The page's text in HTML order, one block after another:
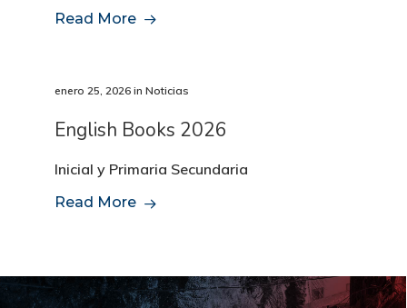
Read More
enero 25, 2026 inNoticias
English Books 2026
Inicial y Primaria Secundaria
Read More